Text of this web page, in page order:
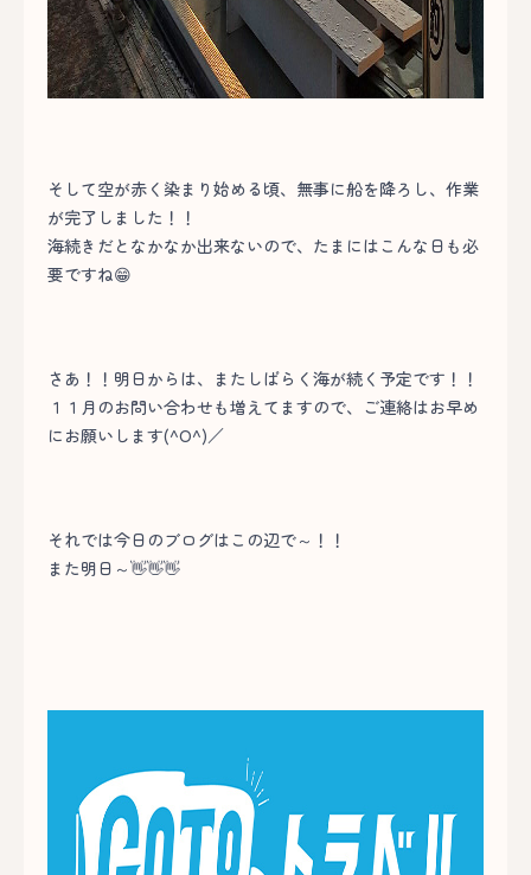
そして空が赤く染まり始める頃、無事に船を降ろし、作業
が完了しました！！
海続きだとなかなか出来ないので、たまにはこんな日も必
要ですね😁
さあ！！明日からは、またしばらく海が続く予定です！！
１１月のお問い合わせも増えてますので、ご連絡はお早め
にお願いします(^O^)／
それでは今日のブログはこの辺で～！！
また明日～👋👋👋